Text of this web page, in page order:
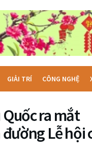
GIẢI TRÍ CÔNG NGHỆ
ra mắt
Lễ hội